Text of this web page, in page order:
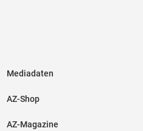
Mediadaten
AZ-Shop
AZ-Magazine